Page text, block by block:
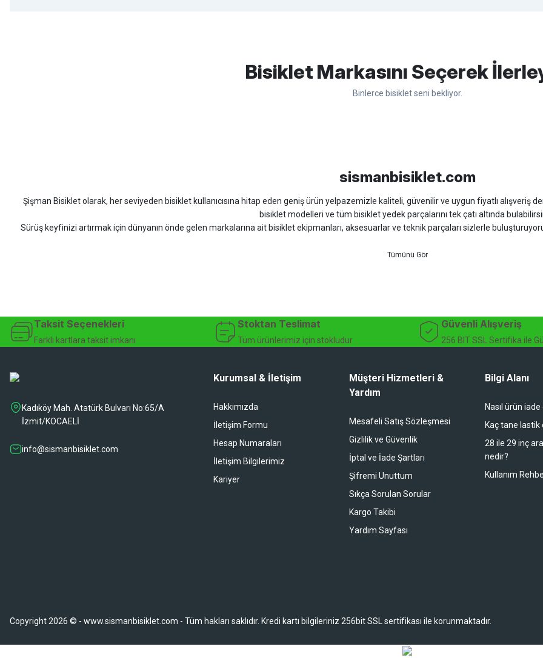
Uygun olursa alacağım
Hüseyin Akıncı | 14/07/2026
A... A... | 01/07/2026
sipariş sonrası 2 iş gününde ürünler sorunsuz elime ulaştı ürünler kaliteli duruyor koltuk zaten full konfor
Her şey kusursuzdu çok memnun kaldım ihtiyaç durumunda tekrardan buradan alışveriş yapacağım
Hızlı kargo ve teslimattan ötürü memnun kaldım. İhtiyacımı karşılayan bir bir alışveriş oldu. Teşekkürler.
Bisiklet Markasını Seçerek
Binlerce bisiklet seni bekliyor.
sismanbisiklet.com
Şişman Bisiklet olarak, her seviyeden bisiklet kullanıcısına hitap eden geniş ürün yelpazemizle kaliteli, güvenilir ve uygun fiyatlı alışveriş
bisiklet modelleri ve tüm bisiklet yedek parçalarını tek çatı altında
Sürüş keyfinizi artırmak için dünyanın önde gelen markalarına ait bisiklet ekipmanları, aksesuarlar ve teknik parçaları sizlerle
Hızlı kargo, güvenli ödeme seçenekleri, satış sonrası teknik destek ve müşteri memnuniyeti odaklı hizmet anlayışımız
Taksit Seçenekleri
Farklı kartlara taksit imkanı
Stoktan Teslimat
Tüm ürünlerimiz için stokludur
Güvenli Alışveriş
256 BIT SSL Sertifika ile
Kadıköy Mah. Atatürk Bulvarı No:65/A
İzmit/KOCAELİ
info@sismanbisiklet.com
Kurumsal & İletişim
Hakkımızda
İletişim Formu
Hesap Numaraları
İletişim Bilgilerimiz
Kariyer
Müşteri Hizmetleri &
Yardım
Mesafeli Satış Sözleşmesi
Gizlilik ve Güvenlik
İptal ve İade Şartları
Şifremi Unuttum
Sıkça Sorulan Sorular
Kargo Takibi
Yardım Sayfası
Bilgi Alanı
Nasıl ürün
Kaç tane lastik
28 ile 29 inç
nedir?
Kullanım
Copyright 2026 © - www.sismanbisiklet.com - Tüm hakları saklıdır. Kredi kartı bilgileriniz 256bit SSL sertifikası ile korunmaktadır.